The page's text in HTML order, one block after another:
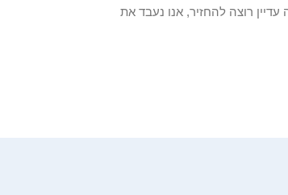
אתה עדיין רוצה להחזיר, אנו נעבד את